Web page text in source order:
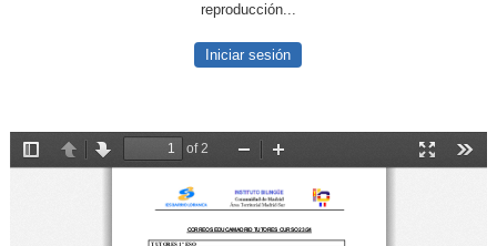
reproducción...
Iniciar sesión